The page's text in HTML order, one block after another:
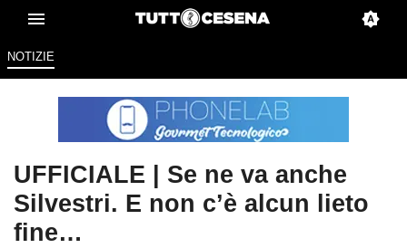
NOTIZIE
UFFICIALE | Se ne va anche
Silvestri. E non c’è alcun lieto
fine…